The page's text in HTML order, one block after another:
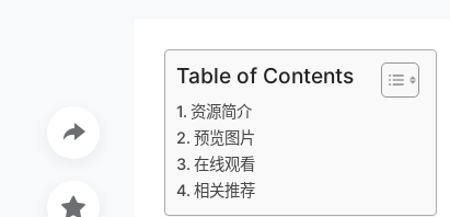
Table of Contents
资源简介
预览图片
在线观看
相关推荐